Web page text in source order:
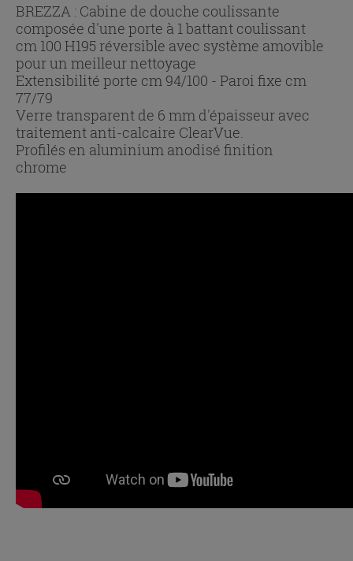
BREZZA : Cabine de douche coulissante
composée d'une porte à 1 battant coulissant
cm 100 H195 réversible avec système amovible
pour un meilleur nettoyage
Extensibilité porte cm 94/100 - Paroi fixe cm
77/79
Verre transparent de 6 mm d'épaisseur avec
traitement anti-calcaire ClearVue.
Profilés en aluminium anodisé finition
chrome